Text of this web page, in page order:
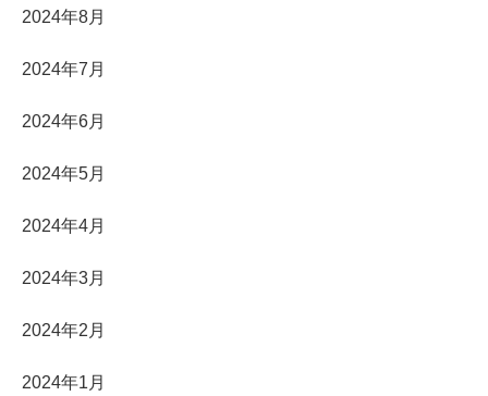
2024年8月
2024年7月
2024年6月
2024年5月
2024年4月
2024年3月
2024年2月
2024年1月